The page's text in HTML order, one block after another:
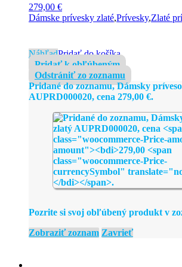
279,00 €
Dámske prívesky zlaté,Prívesky,Zlaté
NáhľadPridať do košíka
Pridať k obľúbeným
Odstrániť zo zoznamu
Pridané do zoznamu, Dámsky
AUPRD000020, cena 279,00 €.
Pozrite si svoj obľúbený produkt v
Zobraziť zoznam Zavrieť